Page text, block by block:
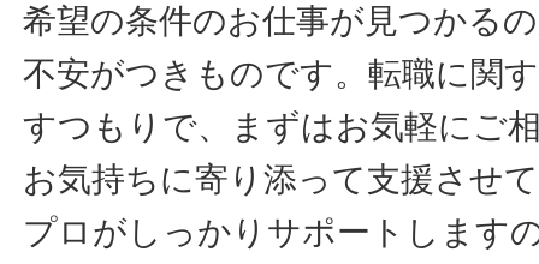
希望の条件のお仕事が見つかる
不安がつきものです。転職に関
すつもりで、まずはお気軽にご
お気持ちに寄り添って支援させ
プロがしっかりサポートします